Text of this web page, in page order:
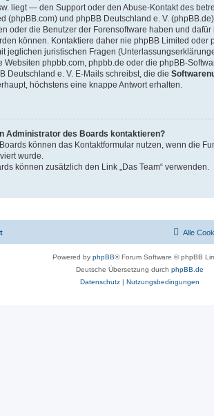
liegt — den Support oder den Abuse-Kontakt des
(phpBB.com) und phpBB Deutschland e. V.
oder die Benutzer der Forensoftware haben und
können. Kontaktiere daher nie phpBB Limited oder
jeglichen juristischen Fragen
Websiten phpbb.com, phpbb.de oder die phpBB-
Deutschland e. V. E-Mails schreibst, die die
höchstens eine knappe Antwort erhalten.
Administrator des Boards kontaktieren?
können das Kontaktformular nutzen, wenn die
wurde.
können zusätzlich den Link „Das Team“ verwenden.
Alle
Powered by phpBB® Forum Software © phpBB
Deutsche Übersetzung durch phpBB.de
Datenschutz | Nutzungsbedingungen